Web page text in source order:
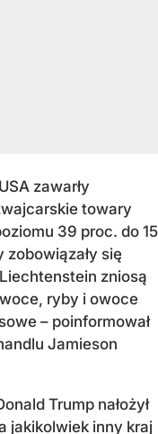
zawarły
towary
39 proc. do 15
się
zniosą
ryby i owoce
– poinformował
Jamieson
Trump nałożył
jakikolwiek inny kraj